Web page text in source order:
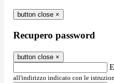
button close ×
Recupero password
button close ×
all'indirizzo indicato con le